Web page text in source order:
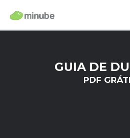
GUIA DE
PDF